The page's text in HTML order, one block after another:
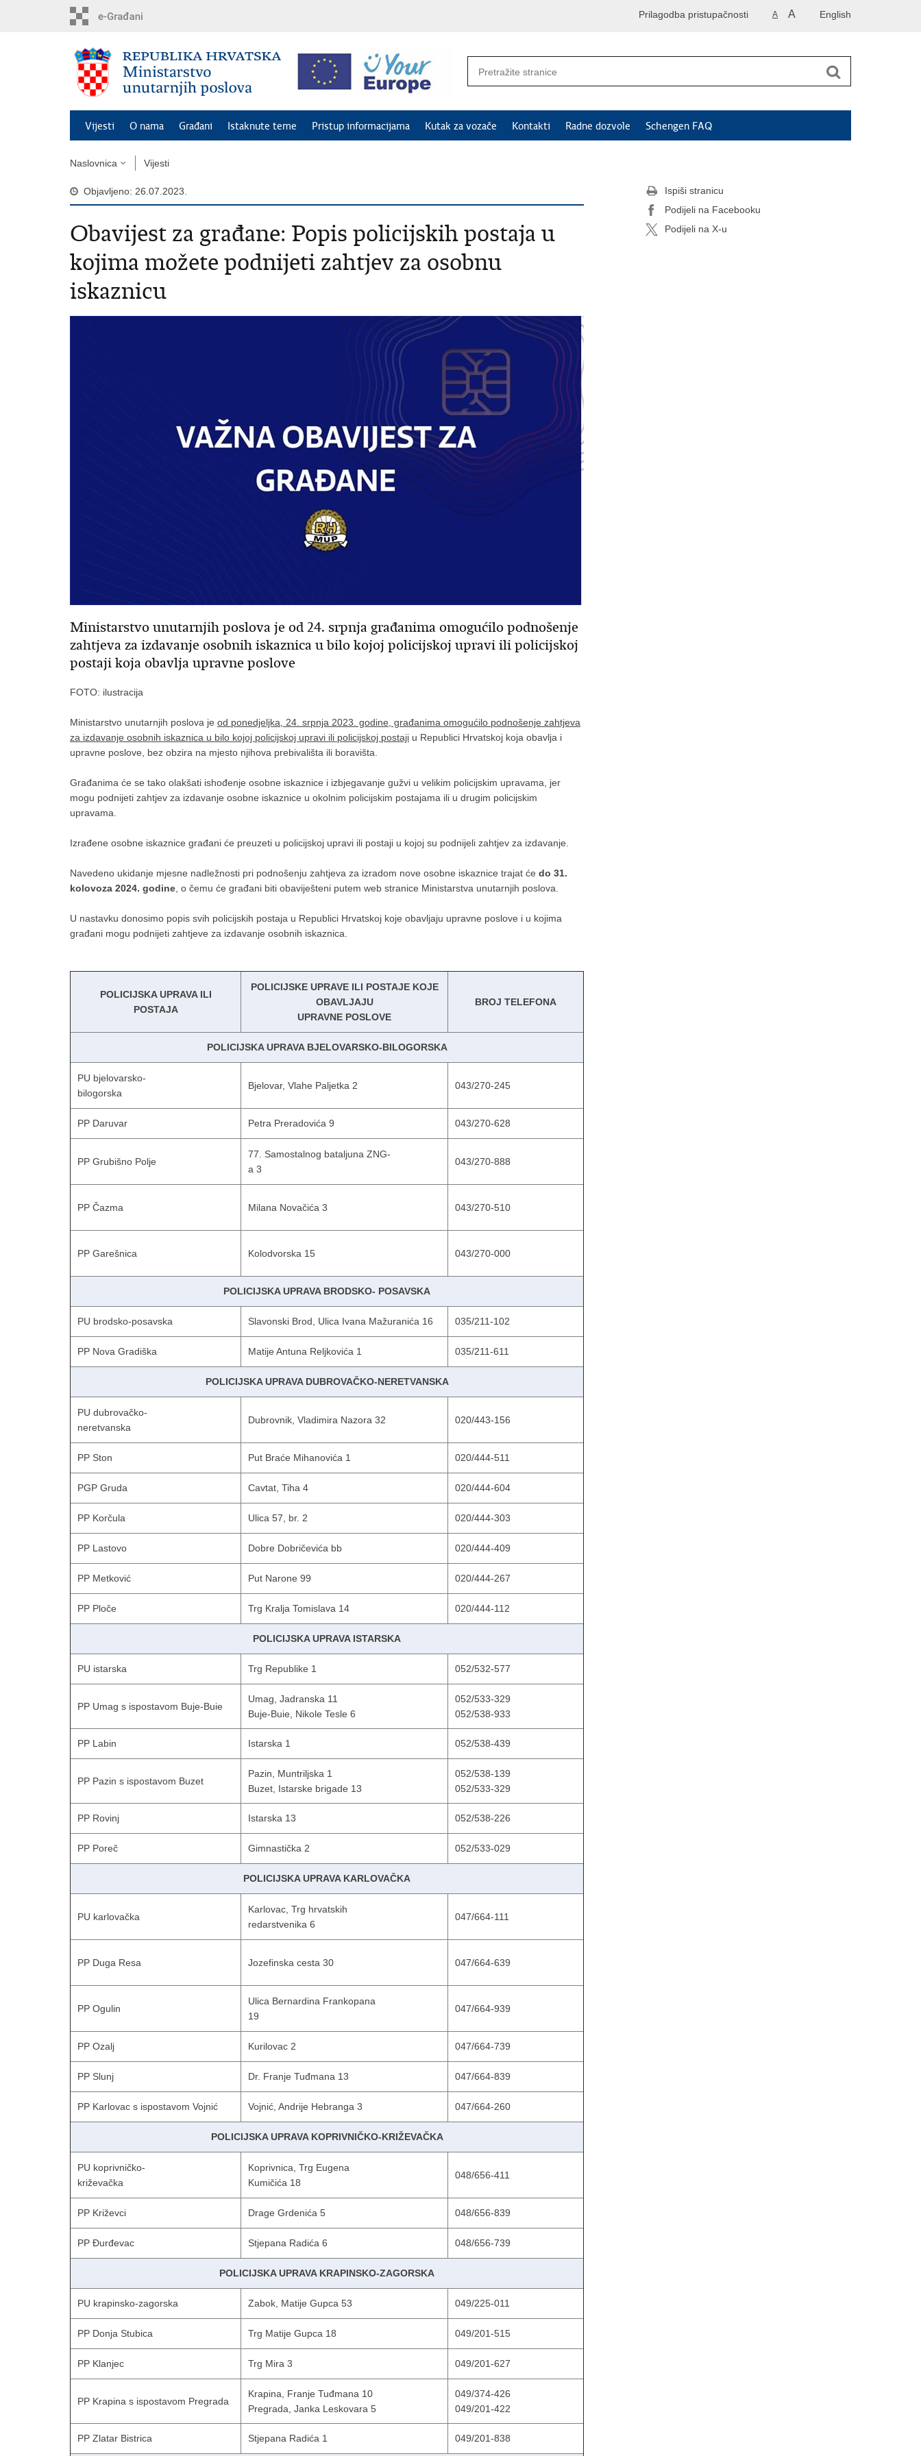
English
A A
Prilagodba pristupačnosti
Vijesti O nama Građani Istaknute teme Pristup informacijama Kutak za vozače Kontakti Radne dozvole Schengen FAQ
Naslovnica Vijesti
Objavljeno: 26.07.2023.
Obavijest za građane: Popis policijskih postaja u
kojima možete podnijeti zahtjev za osobnu
iskaznicu
Ministarstvo unutarnjih poslova je od 24. srpnja građanima omogućilo podnošenje
zahtjeva za izdavanje osobnih iskaznica u bilo kojoj policijskoj upravi ili policijskoj
postaji koja obavlja upravne poslove
FOTO: ilustracija
Ministarstvo unutarnjih poslova je od ponedjeljka, 24. srpnja 2023. godine, građanima omogućilo podnošenje zahtjeva
za izdavanje osobnih iskaznica u bilo kojoj policijskoj upravi ili policijskoj postaji u Republici Hrvatskoj koja obavlja i
upravne poslove, bez obzira na mjesto njihova prebivališta ili boravišta.
Građanima će se tako olakšati ishođenje osobne iskaznice i izbjegavanje gužvi u velikim policijskim upravama, jer
mogu podnijeti zahtjev za izdavanje osobne iskaznice u okolnim policijskim postajama ili u drugim policijskim
upravama.
Izrađene osobne iskaznice građani će preuzeti u policijskoj upravi ili postaji u kojoj su podnijeli zahtjev za izdavanje.
Navedeno ukidanje mjesne nadležnosti pri podnošenju zahtjeva za izradom nove osobne iskaznice trajat će do 31.
kolovoza 2024. godine , o čemu će građani biti obaviješteni putem web stranice Ministarstva unutarnjih poslova.
U nastavku donosimo popis svih policijskih postaja u Republici Hrvatskoj koje obavljaju upravne poslove i u kojima
građani mogu podnijeti zahtjeve za izdavanje osobnih iskaznica.
POLICIJSKA UPRAVA ILI
POSTAJA
POLICIJSKE UPRAVE ILI POSTAJE KOJE
OBAVLJAJU
UPRAVNE POSLOVE
BROJ TELEFONA
POLICIJSKA UPRAVA BJELOVARSKO-BILOGORSKA
PU bjelovarsko-
bilogorska
Bjelovar, Vlahe Paljetka 2 043/270-245
PP Daruvar Petra Preradovića 9 043/270-628
PP Grubišno Polje
77. Samostalnog bataljuna ZNG-
a 3
043/270-888
PP Čazma Milana Novačića 3 043/270-510
PP Garešnica Kolodvorska 15 043/270-000
POLICIJSKA UPRAVA BRODSKO- POSAVSKA
PU brodsko-posavska Slavonski Brod, Ulica Ivana Mažuranića 16 035/211-102
PP Nova Gradiška Matije Antuna Reljkovića 1 035/211-611
POLICIJSKA UPRAVA DUBROVAČKO-NERETVANSKA
PU dubrovačko-
neretvanska
Dubrovnik, Vladimira Nazora 32 020/443-156
PP Ston Put Braće Mihanovića 1 020/444-511
PGP Gruda Cavtat, Tiha 4 020/444-604
PP Korčula Ulica 57, br. 2 020/444-303
PP Lastovo Dobre Dobričevića bb 020/444-409
PP Metković Put Narone 99 020/444-267
PP Ploče Trg Kralja Tomislava 14 020/444-112
POLICIJSKA UPRAVA ISTARSKA
PU istarska Trg Republike 1 052/532-577
PP Umag s ispostavom Buje-Buie
Umag, Jadranska 11
Buje-Buie, Nikole Tesle 6
052/533-329
052/538-933
PP Labin Istarska 1 052/538-439
PP Pazin s ispostavom Buzet
Pazin, Muntriljska 1
Buzet, Istarske brigade 13
052/538-139
052/533-329
PP Rovinj Istarska 13 052/538-226
PP Poreč Gimnastička 2 052/533-029
POLICIJSKA UPRAVA KARLOVAČKA
PU karlovačka
Karlovac, Trg hrvatskih
redarstvenika 6
047/664-111
PP Duga Resa Jozefinska cesta 30 047/664-639
PP Ogulin
Ulica Bernardina Frankopana
19
047/664-939
PP Ozalj Kurilovac 2 047/664-739
PP Slunj Dr. Franje Tuđmana 13 047/664-839
PP Karlovac s ispostavom Vojnić Vojnić, Andrije Hebranga 3 047/664-260
POLICIJSKA UPRAVA KOPRIVNIČKO-KRIŽEVAČKA
PU koprivničko-
križevačka
Koprivnica, Trg Eugena
Kumičića 18
048/656-411
PP Križevci Drage Grdenića 5 048/656-839
PP Đurđevac Stjepana Radića 6 048/656-739
POLICIJSKA UPRAVA KRAPINSKO-ZAGORSKA
PU krapinsko-zagorska Zabok, Matije Gupca 53 049/225-011
PP Donja Stubica Trg Matije Gupca 18 049/201-515
PP Klanjec Trg Mira 3 049/201-627
PP Krapina s ispostavom Pregrada
Krapina, Franje Tuđmana 10
Pregrada, Janka Leskovara 5
049/374-426
049/201-422
PP Zlatar Bistrica Stjepana Radića 1 049/201-838
Ispiši stranicu
Podijeli na Facebooku
Podijeli na X-u